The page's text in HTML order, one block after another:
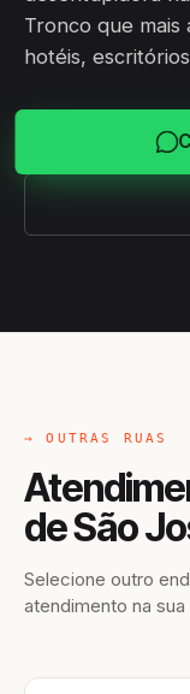
Tronco que
hotéis,
→ OUTRAS RUAS
de São
Selecione outro
atendimento na sua